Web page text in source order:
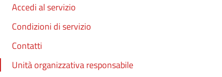
Accedi al servizio
Condizioni di servizio
Contatti
Unità organizzativa responsabile